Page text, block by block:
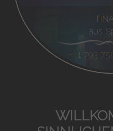
aus
+41 793